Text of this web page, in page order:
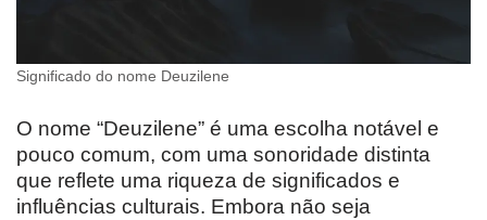
Significado do nome Deuzilene
O nome “Deuzilene” é uma escolha notável e
pouco comum, com uma sonoridade distinta
que reflete uma riqueza de significados e
influências culturais. Embora não seja